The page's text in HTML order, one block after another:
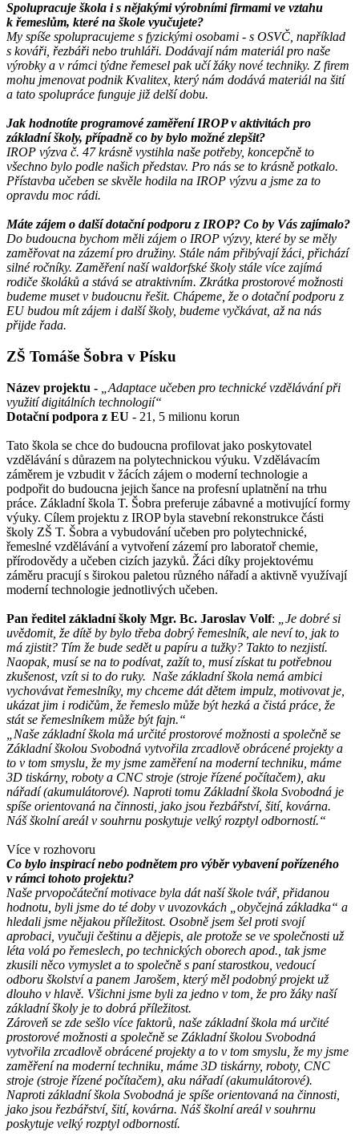
Spolupracuje škola i s nějakými výrobními firmami ve vztahu
k řemeslům, které na škole vyučujete?
My spíše spolupracujeme s fyzickými osobami - s OSVČ, například
s kováři, řezbáři nebo truhláři. Dodávají nám materiál pro naše
výrobky a v rámci týdne řemesel pak učí žáky nové techniky. Z firem
mohu jmenovat podnik Kvalitex, který nám dodává materiál na šití
a tato spolupráce funguje již delší dobu.
Jak hodnotíte programové zaměření IROP v aktivitách pro
základní školy, případně co by bylo možné zlepšit?
IROP výzva č. 47 krásně vystihla naše potřeby, koncepčně to
všechno bylo podle našich představ. Pro nás se to krásně potkalo.
Přístavba učeben se skvěle hodila na IROP výzvu a jsme za to
opravdu moc rádi.
Máte zájem o další dotační podporu z IROP? Co by Vás zajímalo?
Do budoucna bychom měli zájem o IROP výzvy, které by se měly
zaměřovat na zázemí pro družiny. Stále nám přibývají žáci, přichází
silné ročníky. Zaměření naší waldorfské školy stále více zajímá
rodiče školáků a stává se atraktivním. Zkrátka prostorové možnosti
budeme muset v budoucnu řešit. Chápeme, že o dotační podporu z
EU budou mít zájem i další školy, budeme vyčkávat, až na nás
přijde řada.
ZŠ Tomáše Šobra v Písku
Název projektu -
„Adaptace učeben pro technické vzdělávání při
využití digitálních technologií“
Dotační podpora z EU - 21, 5 milionu korun
Tato škola se chce do budoucna profilovat jako poskytovatel
vzdělávání s důrazem na polytechnickou výuku. Vzdělávacím
záměrem je vzbudit v žácích zájem o moderní technologie a
podpořit do budoucna jejich šance na profesní uplatnění na trhu
práce. Základní škola T. Šobra preferuje zábavné a motivující formy
výuky. Cílem projektu z IROP byla stavební rekonstrukce části
školy ZŠ T. Šobra a vybudování učeben pro polytechnické,
řemeslné vzdělávání a vytvoření zázemí pro laboratoř chemie,
přírodovědy a učeben cizích jazyků. Žáci díky projektovému
záměru pracují s širokou paletou různého nářadí a aktivně využívají
moderní technologie jednotlivých učeben.
Pan ředitel základní školy Mgr. Bc. Jaroslav Volf:
„Je dobré si
uvědomit, že dítě by bylo třeba dobrý řemeslník, ale neví to, jak to
má zjistit? Tím že bude sedět u papíru a tužky? Takto to nezjistí.
Naopak, musí se na to podívat, zažít to, musí získat tu potřebnou
zkušenost, vzít si to do ruky. Naše základní škola nemá ambici
vychovávat řemeslníky, my chceme dát dětem impulz, motivovat je,
ukázat jim i rodičům, že řemeslo může být hezká a čistá práce, že
stát se řemeslníkem může být fajn.“
„Naše základní škola má určité prostorové možnosti a společně se
Základní školou Svobodná vytvořila zrcadlově obrácené projekty a
to v tom smyslu, že my jsme zaměření na moderní techniku, máme
3D tiskárny, roboty a CNC stroje (stroje řízené počítačem), aku
nářadí (akumulátorové). Naproti tomu Základní škola Svobodná je
spíše orientovaná na činnosti, jako jsou řezbářství, šití, kovárna.
Náš školní areál v souhrnu poskytuje velký rozptyl odborností.“
Více v rozhovoru
Co bylo inspirací nebo podnětem pro výběr vybavení pořízeného
v rámci tohoto projektu?
Naše prvopočáteční motivace byla dát naší škole tvář, přidanou
hodnotu, byli jsme do té doby v uvozovkách „obyčejná základka“ a
hledali jsme nějakou příležitost. Osobně jsem šel proti svojí
aprobaci, vyučuji češtinu a dějepis, ale protože se ve společnosti už
léta volá po řemeslech, po technických oborech apod., tak jsme
zkusili něco vymyslet a to společně s paní starostkou, vedoucí
odboru školství a panem Jarošem, který měl podobný projekt už
dlouho v hlavě. Všichni jsme byli za jedno v tom, že pro žáky naší
základní školy je to dobrá příležitost.
Zároveň se zde sešlo více faktorů, naše základní škola má určité
prostorové možnosti a společně se Základní školou Svobodná
vytvořila zrcadlově obrácené projekty a to v tom smyslu, že my jsme
zaměření na moderní techniku, máme 3D tiskárny, roboty, CNC
stroje (stroje řízené počítačem), aku nářadí (akumulátorové).
Naproti základní škola Svobodná je spíše orientovaná na činnosti,
jako jsou řezbářství, šití, kovárna. Náš školní areál v souhrnu
poskytuje velký rozptyl odborností.